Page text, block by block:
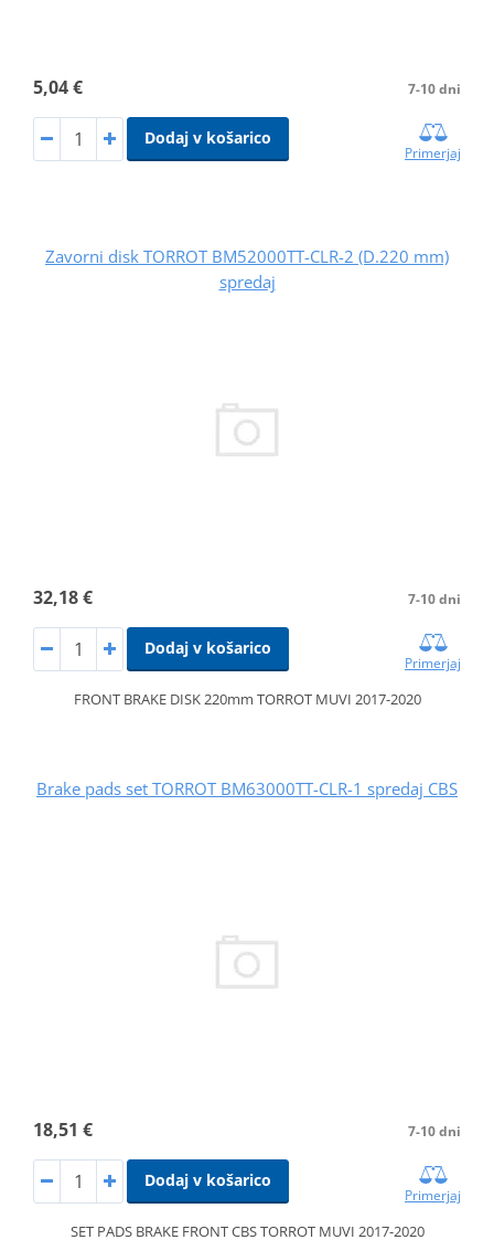
5,04 € 7-10 dni
Dodaj v košarico
Primerjaj
Zavorni disk TORROT BM52000TT-CLR-2 (D.220 mm)
spredaj
32,18 € 7-10 dni
Dodaj v košarico
Primerjaj
FRONT BRAKE DISK 220mm TORROT MUVI 2017-2020
Brake pads set TORROT BM63000TT-CLR-1 spredaj CBS
18,51 € 7-10 dni
Dodaj v košarico
Primerjaj
SET PADS BRAKE FRONT CBS TORROT MUVI 2017-2020